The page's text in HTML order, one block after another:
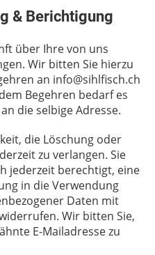
& Berichtigung
über Ihre von uns
Wir bitten Sie hierzu
an info@sihlfisch.ch
Begehren bedarf es
die selbige Adresse.
die Löschung oder
zu verlangen. Sie
jederzeit berechtigt, eine
in die Verwendung
Daten mit
Wir bitten Sie,
E-Mailadresse zu